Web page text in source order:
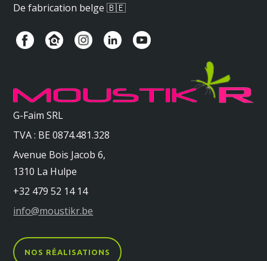
De fabrication belge 🇧🇪
G-Faim SRL
TVA : BE 0874.481.328
Avenue Bois Jacob 6,
1310 La Hulpe
+32 479 52 14 14
info@moustikr.be
NOS RÉALISATIONS